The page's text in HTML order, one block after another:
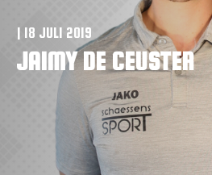
| 18 JULI 2019
JAIMY DE CEUSTER